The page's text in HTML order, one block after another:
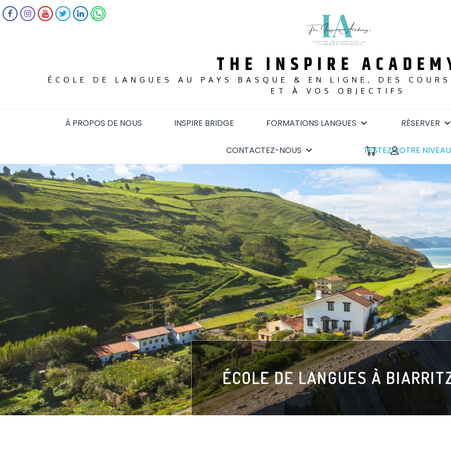
THE INSPIRE
ÉCOLE DE LANGUES AU PAYS BASQUE & EN LIGNE, DES
ET À VOS OBJECTIFS
À PROPOS DE NOUS INSPIRE BRIDGE FORMATIONS LANGUES RÉSERVER
CONTACTEZ-NOUS TESTEZ VOTRE NIVEAU
ÉCOLE DE LANGUES À